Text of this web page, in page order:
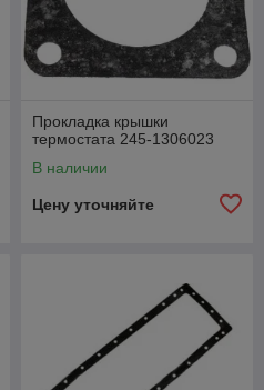
Прокладка крышки
термостата 245-1306023
В наличии
Цену уточняйте